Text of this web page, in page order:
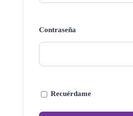
Contraseña
Recuérdame